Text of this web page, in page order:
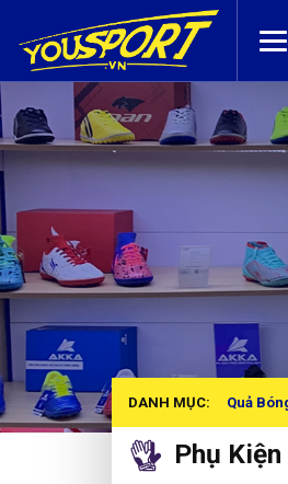
DANH MỤC: Quả
Phụ